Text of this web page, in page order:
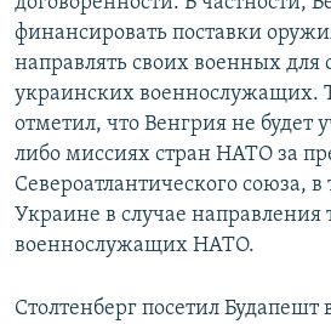
финансировать поставки
направлять своих военных для
украинских военнослужащих.
отметил, что Венгрия не будет
либо миссиях стран НАТО за
Североатлантического союза, в
Украине в случае направления
военнослужащих НАТО.
Столтенберг посетил Будапешт